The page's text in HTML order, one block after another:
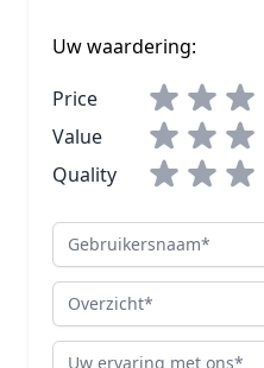
Uw waardering:
Price
Value
Quality
Gebruikersnaam
Overzicht
Review